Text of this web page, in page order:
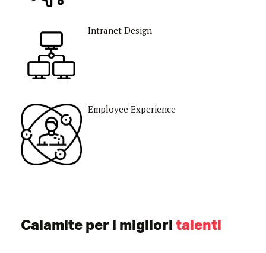
Intranet Design​
Employee Experience​
Calamite per i migliori talenti